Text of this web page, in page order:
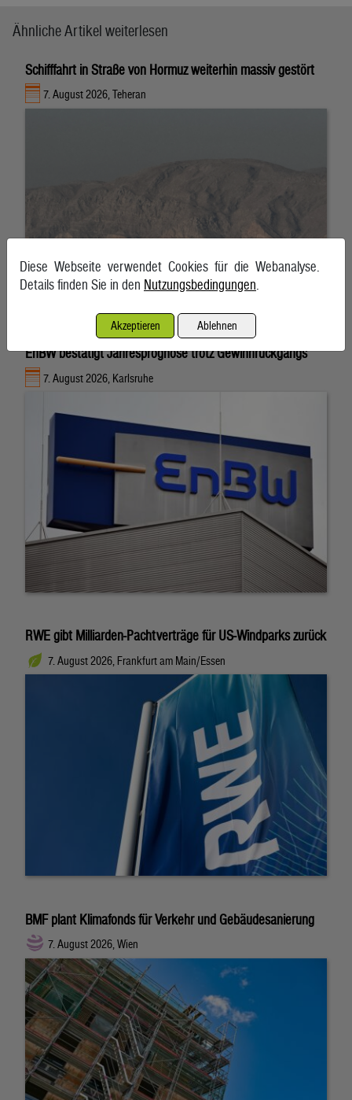
Ähnliche Artikel weiterlesen
Schifffahrt in Straße von Hormuz weiterhin massiv gestört
7. August 2026, Teheran
EnBW bestätigt Jahresprognose trotz Gewinnrückgangs
7. August 2026, Karlsruhe
RWE gibt Milliarden-Pachtverträge für US-Windparks zurück
7. August 2026, Frankfurt am Main/Essen
BMF plant Klimafonds für Verkehr und Gebäudesanierung
7. August 2026, Wien
Diese Webseite verwendet Cookies für die Webanalyse.
Details finden Sie in den Nutzungsbedingungen
Akzeptieren Ablehnen